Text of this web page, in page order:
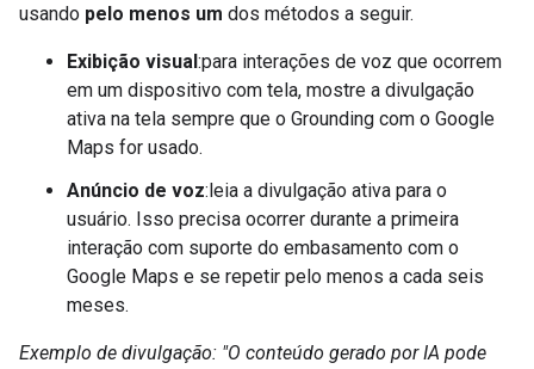
usando pelo menos um dos métodos a seguir.
Exibição visual:para interações de voz que ocorrem
em um dispositivo com tela, mostre a divulgação
ativa na tela sempre que o Grounding com o Google
Maps for usado.
Anúncio de voz:leia a divulgação ativa para o
usuário. Isso precisa ocorrer durante a primeira
interação com suporte do embasamento com o
Google Maps e se repetir pelo menos a cada seis
meses.
Exemplo de divulgação: "O conteúdo gerado por IA pode